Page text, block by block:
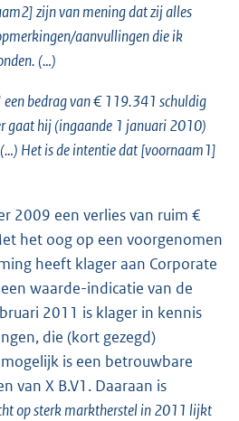
zijn van mening dat zij alles
aanvullingen die ik
(…)
bedrag van € 119.341 schuldig
gaat hij (ingaande 1 januari 2010)
Het is de intentie dat [voornaam1]
2009 een verlies van ruim €
het oog op een voorgenomen
heeft klager aan Corporate
waarde-indicatie van de
2011 is klager in kennis
die (kort gezegd)
is een betrouwbare
van X B.V1. Daaraan is
op sterk marktherstel in 2011 lijkt